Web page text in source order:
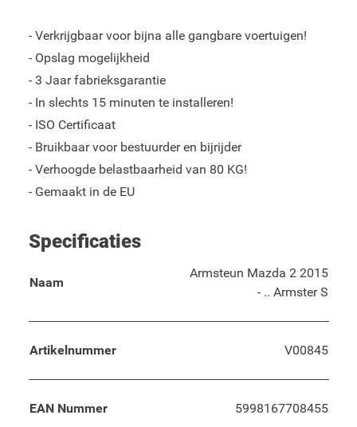
- Verkrijgbaar voor bijna alle gangbare voertuigen!
- Opslag mogelijkheid
- 3 Jaar fabrieksgarantie
- In slechts 15 minuten te installeren!
- ISO Certificaat
- Bruikbaar voor bestuurder en bijrijder
- Verhoogde belastbaarheid van 80 KG!
- Gemaakt in de EU
Specificaties
Naam
Armsteun Mazda 2 2015
- .. Armster S
Artikelnummer V00845
EAN Nummer 5998167708455